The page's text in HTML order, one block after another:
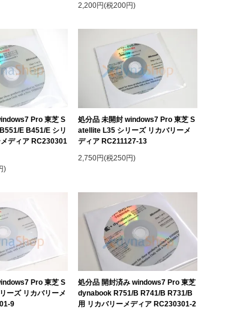
2,200円(税200円)
Pro 東芝 S
E B451/E シリ
ディア RC230301
)
処分品 未開封 windows7 Pro 東芝 S
atellite L35 シリーズ リカバリーメ
ディア RC211127-13
2,750円(税250円)
Pro 東芝 S
ーズ リカバリーメ
9
処分品 開封済み windows7 Pro 東芝
dynabook R751/B R741/B R731/B
用 リカバリーメディア RC230301-2